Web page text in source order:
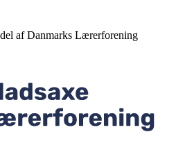
af Danmarks Lærerforening